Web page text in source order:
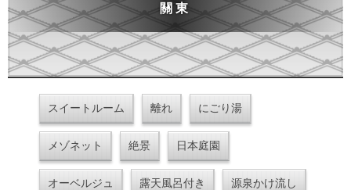
關東
スイートルーム 離れ にごり湯
メゾネット 絶景 日本庭園
オーベルジュ 露天風呂付き 源泉かけ流し